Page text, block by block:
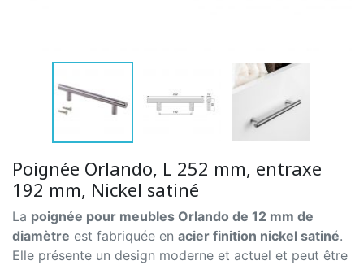
Poignée Orlando, L 252 mm, entraxe
192 mm, Nickel satiné
La poignée pour meubles Orlando de 12 mm de
diamètre est fabriquée en acier finition nickel satiné.
Elle présente un design moderne et actuel et peut être